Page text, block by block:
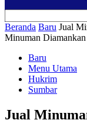
Beranda Baru Jual
Minuman
Baru
Menu Utama
Hukrim
Sumbar
Jual